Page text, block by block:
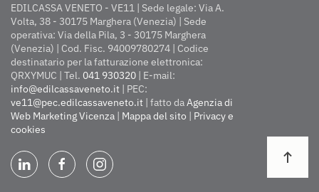
EDILCASSA VENETO - VE11 | Sede legale: Via A.
Volta, 38 - 30175 Marghera (Venezia) | Sede
operativa: Via della Pila, 3 - 30175 Marghera
(Venezia) | Cod. Fisc. 94009780274 | Codice
destinatario per la fatturazione elettronica:
QRXYMUC | Tel. 041 930320 | E-mail:
info@edilcassaveneto.it | PEC:
ve11@pec.edilcassaveneto.it | fatto daAgenzia di
Web Marketing Vicenza | Mappa del sito | Privacy e
cookies